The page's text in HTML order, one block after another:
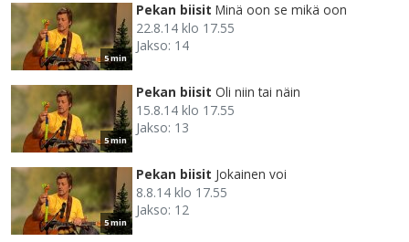
5 min
Pekan biisit Minä oon se mikä oon
22.8.14 klo 17.55
Jakso: 14
5 min
Pekan biisit Oli niin tai näin
15.8.14 klo 17.55
Jakso: 13
5 min
Pekan biisit Jokainen voi
8.8.14 klo 17.55
Jakso: 12